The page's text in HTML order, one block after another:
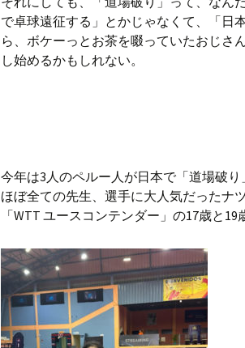
で卓球遠征する」とかじゃなくて、「日
ら、ボケーっとお茶を啜っていたおじさ
し始めるかもしれない。
今年は3人のペルー人が日本で「道場破
ほぼ全ての先生、選手に大人気だったナ
「WTT ユースコンテンダー」の17歳と